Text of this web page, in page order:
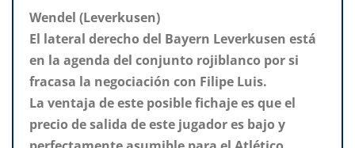
Wendel (Leverkusen)
El lateral derecho del Bayern Leverkusen está
en la agenda del conjunto rojiblanco por si
fracasa la negociación con Filipe Luis.
La ventaja de este posible fichaje es que el
precio de salida de este jugador es bajo y